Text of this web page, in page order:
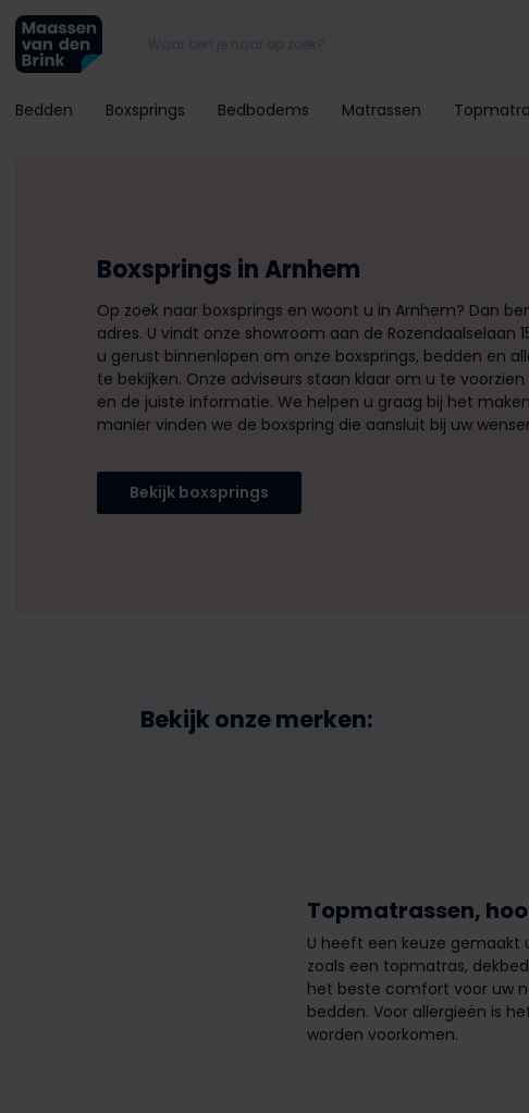
Bedden Boxsprings Bedbodems Matrassen
Boxsprings in Arnhem
Op zoek naar boxsprings en woont u in Arnhem? Dan
adres. U vindt onze showroom aan de Rozendaalselaan
u gerust binnenlopen om onze boxsprings, bedden en
te bekijken. Onze adviseurs staan klaar om u te
en de juiste informatie. We helpen u graag bij het
manier vinden we de boxspring die aansluit bij uw
Bekijk boxsprings
Bekijk onze merken:
Topmatrassen,
U heeft een keuze gemaakt
zoals een topmatras,
het beste comfort voor uw
bedden. Voor allergieën is
worden voorkomen.